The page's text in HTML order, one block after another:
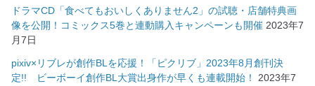
ドラマCD「食べてもおいしくありません2」の試聴・店舗特典画
像を公開！コミックス5巻と連動購入キャンペーンも開催 2023年7
月7日
pixiv×リブレが創作BLを応援！「ピクリブ」2023年8月創刊決
定!! ビーボーイ創作BL大賞出身作が早くも連載開始！
2023年7